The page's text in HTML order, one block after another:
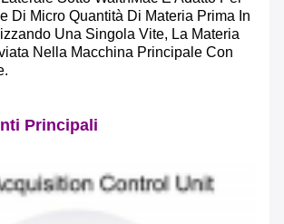
Di Micro Quantità Di Materia Prima In
Una Singola Vite, La Materia
Nella Macchina Principale Con
Principali